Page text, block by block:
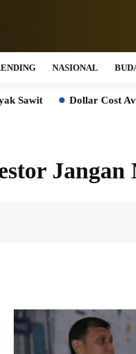
NASIONAL
Dollar Cost Averaging